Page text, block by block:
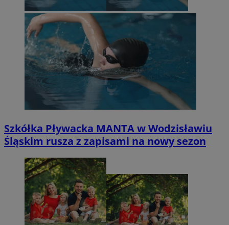
Szkółka Pływacka MANTA w Wodzisławiu
Śląskim rusza z zapisami na nowy sezon